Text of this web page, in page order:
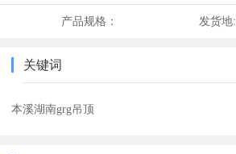
产品规格： 发货地:
关键词
本溪湖南grg吊顶